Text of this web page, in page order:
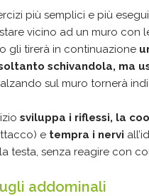
più semplici e più
vicino ad un muro con
gli tirerà in continuazione
schivandola, ma
sul muro tornerà
sviluppa i riflessi, la
e tempra i nervi
testa, senza reagire con
addominali